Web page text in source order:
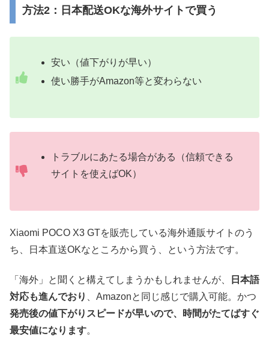
方法2：日本配送OKな海外サイトで買う
安い（値下がりが早い）
使い勝手がAmazon等と変わらない
トラブルにあたる場合がある（信頼できる
サイトを使えばOK）
Xiaomi POCO X3 GTを販売している海外通販サイトのう
ち、日本直送OKなところから買う、という方法です。
「海外」と聞くと構えてしまうかもしれませんが、
日本語
対応も進んでおり
、Amazonと同じ感じで購入可能。かつ
発売後の値下がりスピードが早いので、時間がたてばすぐ
最安値になります。